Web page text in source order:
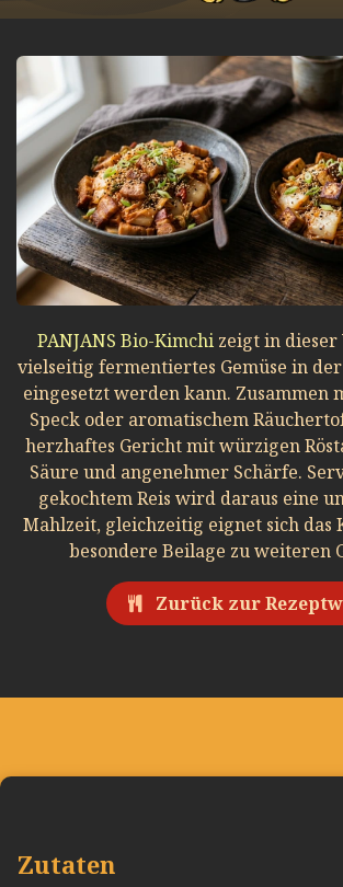
PANJANS Bio-Kimchi zeigt in
vielseitig fermentiertes Gemüse in
eingesetzt werden kann. Zusammen
Speck oder aromatischem
herzhaftes Gericht mit würzigen
Säure und angenehmer Schärfe.
gekochtem Reis wird daraus eine
Mahlzeit, gleichzeitig eignet sich das
besondere Beilage zu weiteren
Zurück zur
Zutaten